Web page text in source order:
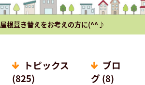
屋根葺き替えをお考えの方に(^^♪
トピックス
(825)
ブロ
グ (8)